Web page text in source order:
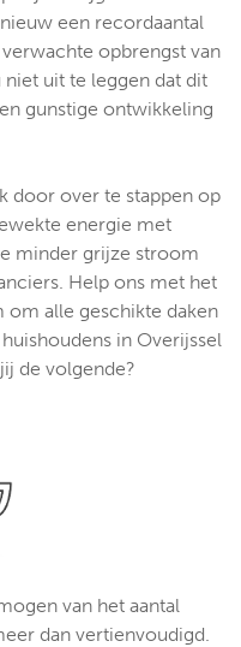
een recordaantal
opbrengst van
uit te leggen dat dit
gunstige ontwikkeling
door over te stappen op
energie met
minder grijze stroom
Help ons met het
alle geschikte daken
in Overijssel
de volgende?
van het aantal
dan vertienvoudigd.